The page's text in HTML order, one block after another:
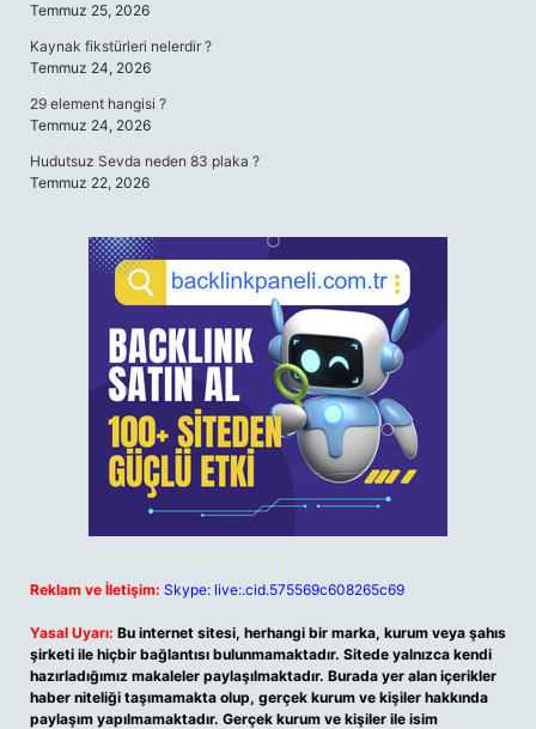
Temmuz 25, 2026
Kaynak fikstürleri nelerdir ?
Temmuz 24, 2026
29 element hangisi ?
Temmuz 24, 2026
Hudutsuz Sevda neden 83 plaka ?
Temmuz 22, 2026
Reklam ve İletişim: Skype: live:.cid.575569c608265c69
Yasal Uyarı: Bu internet sitesi, herhangi bir marka, kurum veya şahıs
şirketi ile hiçbir bağlantısı bulunmamaktadır. Sitede yalnızca kendi
hazırladığımız makaleler paylaşılmaktadır. Burada yer alan içerikler
haber niteliği taşımamakta olup, gerçek kurum ve kişiler hakkında
paylaşım yapılmamaktadır. Gerçek kurum ve kişiler ile isim